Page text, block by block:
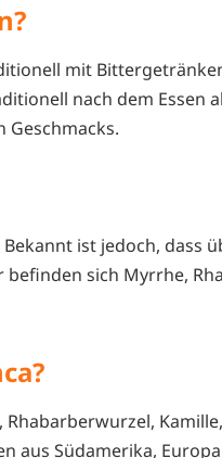
mit
nach dem Essen
Geschmacks.
ist jedoch, dass
sich Myrrhe,
aus Südamerika,